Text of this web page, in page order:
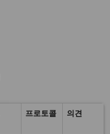
프로토콜 의견